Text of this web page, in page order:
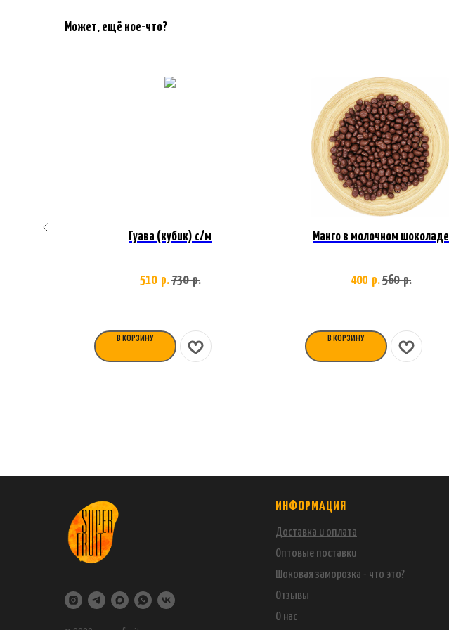
Может, ещё кое-что?
Гуава (кубик) с/м
510 р.730 р.
В КОРЗИНУ
Манго в молочном шоколаде
400 р.560 р.
В КОРЗИНУ
ИНФОРМАЦИЯ
Доставка и оплата
Оптовые поставки
Шоковая заморозка - что это?
Отзывы
О нас